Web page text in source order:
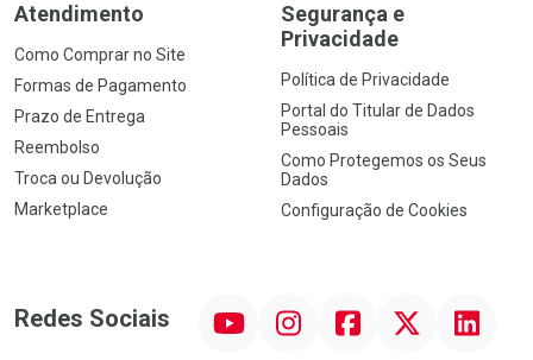
Atendimento
Como Comprar no Site
Formas de Pagamento
Prazo de Entrega
Reembolso
Troca ou Devolução
Marketplace
Segurança e
Privacidade
Política de Privacidade
Portal do Titular de Dados
Pessoais
Como Protegemos os Seus
Dados
Configuração de Cookies
Redes Sociais InstagramFacebookTwitter Linkedin